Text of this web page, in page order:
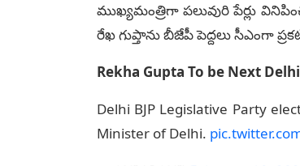
ముఖ్యమంత్రిగా పలువురి పేర్లు
రేఖ గుప్తాను బీజేపీ పెద్దలు సీఎంగా
Rekha Gupta To be Next
Delhi BJP Legislative Party
Minister of Delhi.